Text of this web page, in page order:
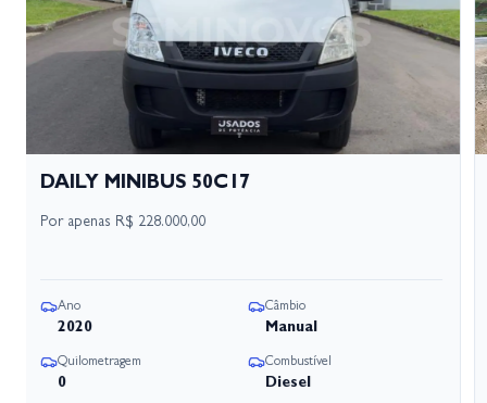
DAILY MINIBUS 50C17
Por apenas R$ 228.000,00
Ano
2020
Câmbio
Manual
Quilometragem
0
Combustível
Diesel